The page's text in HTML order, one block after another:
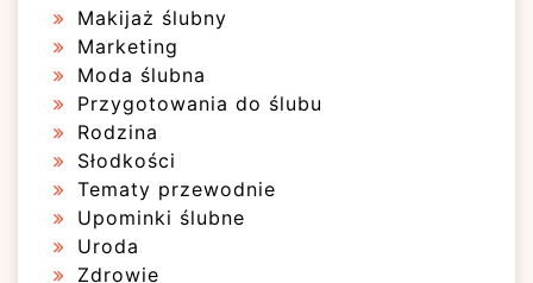
Makijaż ślubny
Marketing
Moda ślubna
Przygotowania do ślubu
Rodzina
Słodkości
Tematy przewodnie
Upominki ślubne
Uroda
Zdrowie